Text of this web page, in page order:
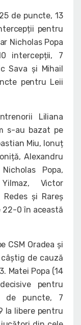
de puncte, 13
pentru
Nicholas Popa
intercepții, 7
Sava și Mihail
pentru Leii
Liliana
s-au bazat pe
Miu, Ionuț
Alexandru
Popa,
Victor
și Rareș
22-0 în această
CSM Oradea și
de cauză
Matei Popa (14
pentru
de puncte, 7
la libere pentru